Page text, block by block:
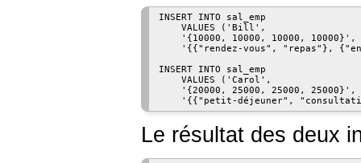
INSERT INTO sal_emp
    VALUES ('Bill',
    '{10000, 10000, 10000, 10000}',
'{{"rendez-vous", "repas"},
INSERT INTO sal_emp
    VALUES ('Carol',
    '{20000, 25000, 25000, 25000}',
'{{"petit-déjeuner",
Le résultat des deux